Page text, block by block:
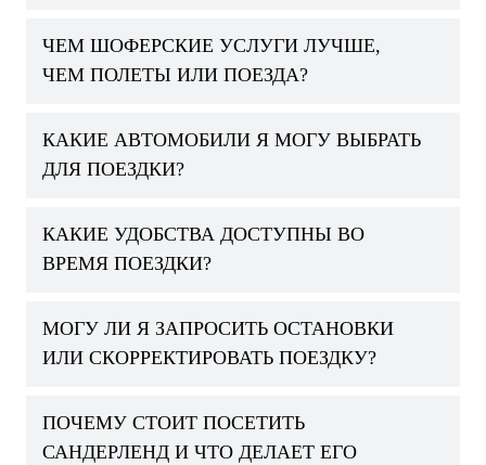
ЧЕМ ШОФЕРСКИЕ УСЛУГИ ЛУЧШЕ,
ЧЕМ ПОЛЕТЫ ИЛИ ПОЕЗДА?
КАКИЕ АВТОМОБИЛИ Я МОГУ ВЫБРАТЬ
ДЛЯ ПОЕЗДКИ?
КАКИЕ УДОБСТВА ДОСТУПНЫ ВО
ВРЕМЯ ПОЕЗДКИ?
МОГУ ЛИ Я ЗАПРОСИТЬ ОСТАНОВКИ
ИЛИ СКОРРЕКТИРОВАТЬ ПОЕЗДКУ?
ПОЧЕМУ СТОИТ ПОСЕТИТЬ
САНДЕРЛЕНД И ЧТО ДЕЛАЕТ ЕГО